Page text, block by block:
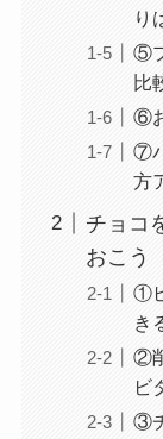
り
⑤
比
⑥
⑦
方
チョコ
おこう
①
き
②
ビ
③